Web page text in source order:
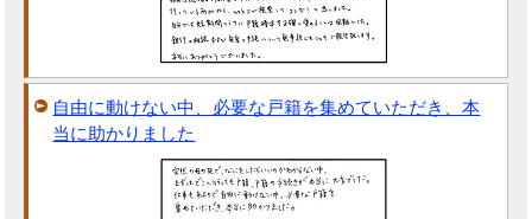
自由に動けない中、必要な戸籍を集めていただき、本
当に助かりました